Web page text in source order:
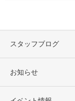
スタッフブログ
お知らせ